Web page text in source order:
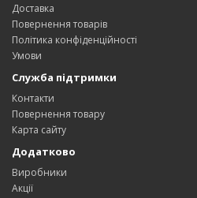
Доставка
Повернення товарів
Політика конфіденційності
Умови
Служба підтримки
Контакти
Повернення товару
Карта сайту
Додатково
Виробники
Акції